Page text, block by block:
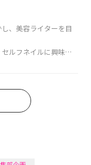
サルティングも行っ
、美容ライターを目
ルフネイルに興味が